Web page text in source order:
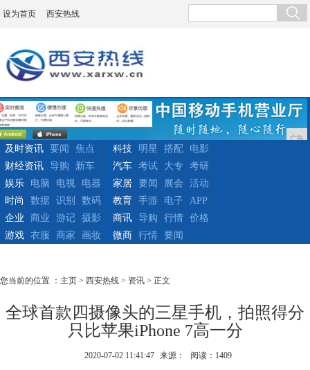
设为首页 西安热线
广告
及时资讯 要闻
焦点
财经资讯
导购 新车
科技 明星 搭配
电影
汽车
考试 大专
考研
娱乐
电脑 电视
电器
时尚
数据 识别 数码
家居 要闻 展会
活动
教育
手游 电子
APP
企业
商业 游记
摄影
游戏
衣服 商家 画妆
商讯 导购 行情
价格
微商
行情 要闻
您当前的位置 ： 主页 > 西安热线 > 资讯 > 正文
全球首款四摄像头的三星手机，拍照得分
只比苹果iPhone 7高一分
2020-07-02 11:41:47 来源： 阅读：1409